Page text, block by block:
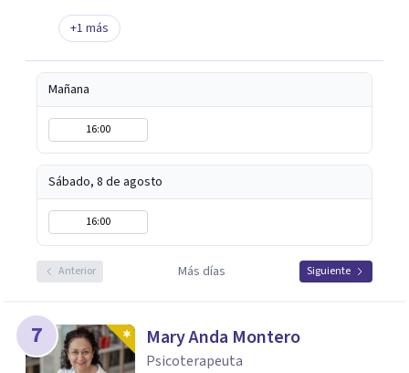
+1 más
Mañana
16:00
Sábado, 8 de agosto
16:00
Anterior Más días Siguiente
7 Mary Anda Montero
Psicoterapeuta